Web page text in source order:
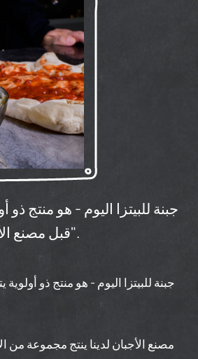
جبنة للبيتزا اليوم - هو منتج ذو
قبل مصنع الأجبان "بريشستوي".
جبنة للبيتزا اليوم - هو منتج ذو
مصنع الأجبان لدينا ينتج مجموعة من